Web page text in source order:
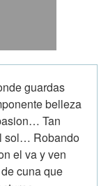
guardas
belleza
Tan
sol… Robando
el va y ven
cuna que